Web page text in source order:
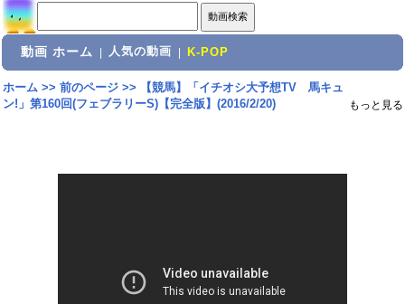
動画 ホーム 人気の動画 K-POP
ホーム>> 前のページ>>
【競馬】「イチオシ大予想TV 馬キュ
ン!」第160回(フェブラリーS)【完全版】(2016/2/20)
もっと見る